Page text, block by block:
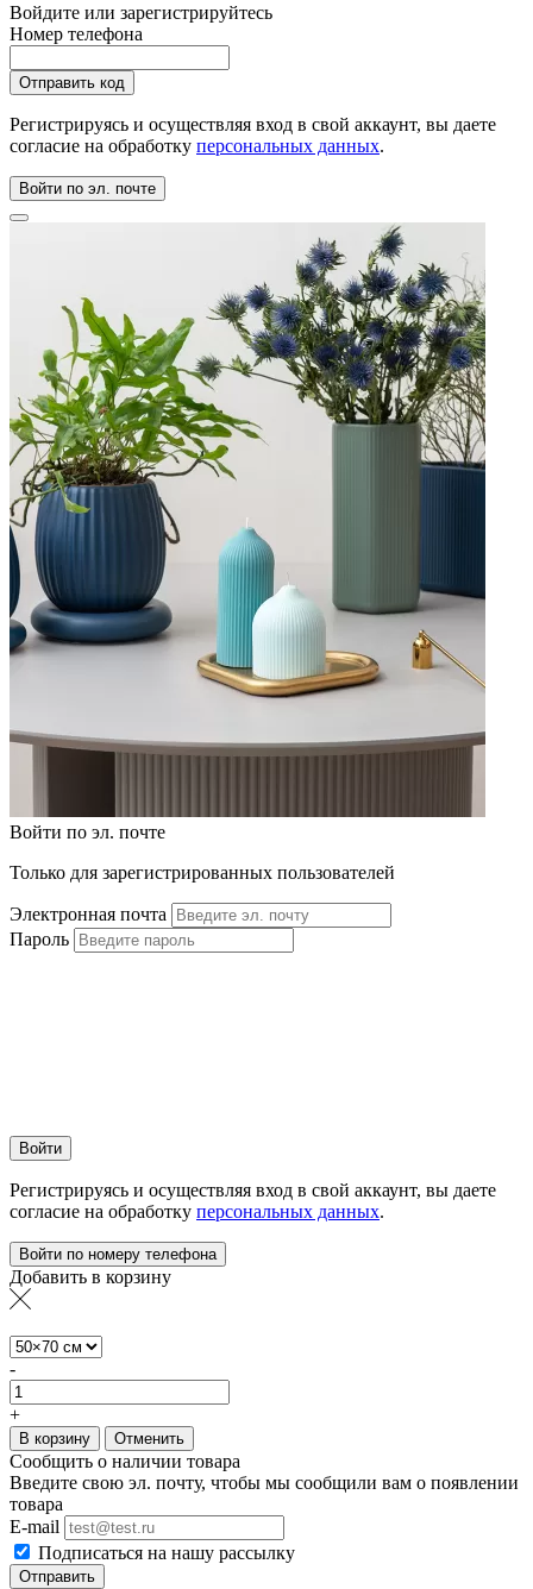
Войдите или зарегистрируйтесь
Номер телефона
Регистрируясь и осуществляя вход в свой аккаунт, вы даете
согласие на обработку персональных данных.
Войти по эл. почте
Войти по эл. почте
Только для зарегистрированных пользователей
Электронная почта
Пароль
Войти
Регистрируясь и осуществляя вход в свой аккаунт, вы даете
согласие на обработку персональных данных.
Войти по номеру телефона
Добавить в корзину
-
+
В корзину Отменить
Сообщить о наличии товара
Введите свою эл. почту, чтобы мы сообщили вам о появлении
товара
E-mail
Подписаться на нашу рассылку
Отправить